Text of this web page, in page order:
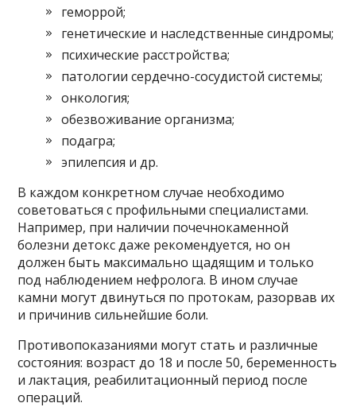
геморрой;
генетические и наследственные синдромы;
психические расстройства;
патологии сердечно-сосудистой системы;
онкология;
обезвоживание организма;
подагра;
эпилепсия и др.
В каждом конкретном случае необходимо
советоваться с профильными специалистами.
Например, при наличии почечнокаменной
болезни детокс даже рекомендуется, но он
должен быть максимально щадящим и только
под наблюдением нефролога. В ином случае
камни могут двинуться по протокам, разорвав их
и причинив сильнейшие боли.
Противопоказаниями могут стать и различные
состояния: возраст до 18 и после 50, беременность
и лактация, реабилитационный период после
операций.